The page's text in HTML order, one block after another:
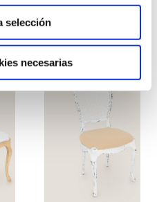
selección
necesarias
Cadira holu seient
talp